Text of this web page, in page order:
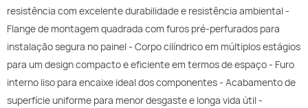
resistência com excelente durabilidade e resistência ambiental -
Flange de montagem quadrada com furos pré-perfurados para
instalação segura no painel - Corpo cilíndrico em múltiplos estágios
para um design compacto e eficiente em termos de espaço - Furo
interno liso para encaixe ideal dos componentes - Acabamento de
superfície uniforme para menor desgaste e longa vida útil -